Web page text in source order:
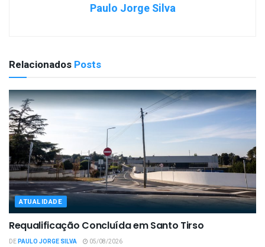
Paulo Jorge Silva
Relacionados Posts
ATUALIDADE
Requalificação Concluída em Santo Tirso
DEPAULO JORGE SILVA 05/08/2026